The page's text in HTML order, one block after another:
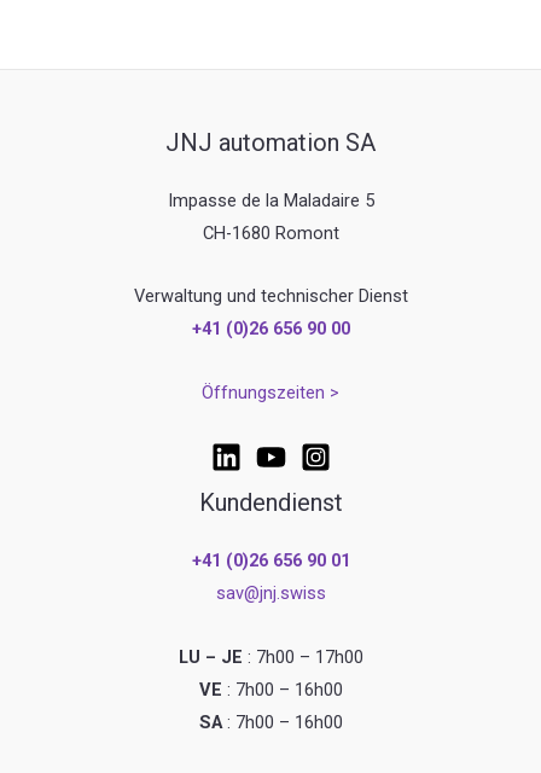
JNJ automation SA
Impasse de la Maladaire 5
CH-1680 Romont
Verwaltung und technischer Dienst
+41 (0)26 656 90 00
Öffnungszeiten >
Kundendienst
+41 (0)26 656 90 01
sav@jnj.swiss
LU – JE : 7h00 – 17h00
VE : 7h00 – 16h00
SA: 7h00 – 16h00